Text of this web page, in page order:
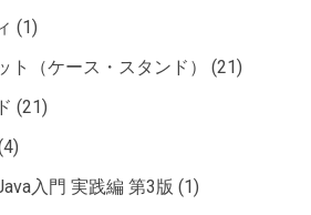
(1)
ト（ケース・スタンド）
(21)
(21)
入門 実践編 第3版 (1)